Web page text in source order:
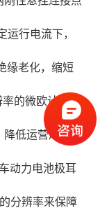
运行电流下，
缘老化，缩短
的微欧计可在
降低运营风险。
动力电池极耳
分辨率来保障